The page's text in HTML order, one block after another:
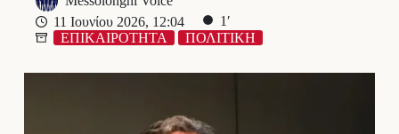
11 Ιουνίου 2026, 12:04
1′
ΕΠΙΚΑΙΡΟΤΗΤΑ
ΠΟΛΙΤΙΚΗ